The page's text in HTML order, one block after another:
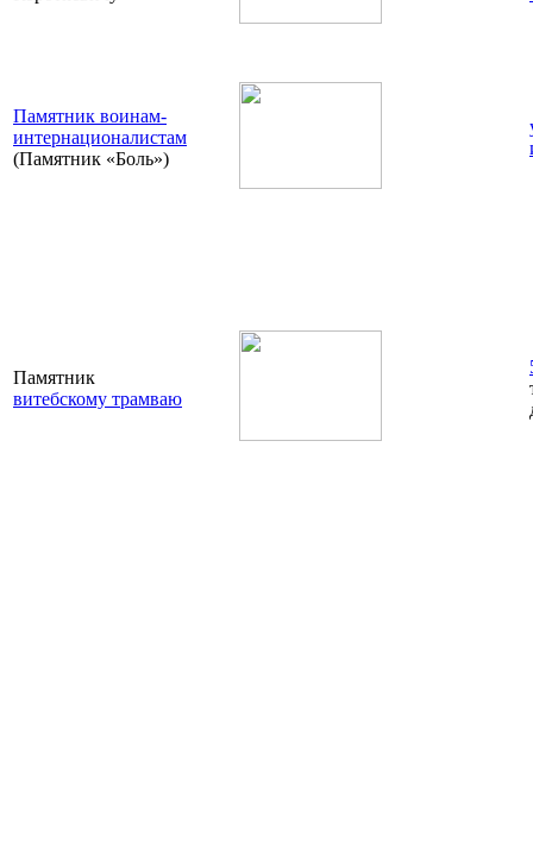
Памятник воинам-
интернационалистам
(Памятник «Боль»)
Памятник
витебскому трамваю